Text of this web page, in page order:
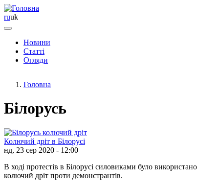
ruuk
Основная
навигация
Новини
Статті
Огляди
Головна
Білорусь
Колючий дріт в Білорусі
нд, 23 сер 2020 - 12:00
В ході протестів в Білорусі силовиками було використано
колючий дріт проти демонстрантів.